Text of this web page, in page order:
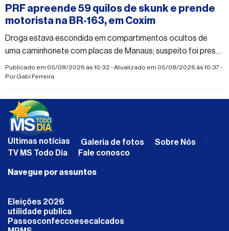
PRF apreende 59 quilos de skunk e prende
motorista na BR-163, em Coxim
Droga estava escondida em compartimentos ocultos de
uma caminhonete com placas de Manaus; suspeito foi preso
em flagrante por tráfico
Publicado em 05/08/2026 às 10:32 - Atualizado em 05/08/2026 às 10:37 -
PorGabi Ferreira
Últimas notícias Galeria de fotos
Sobre Nós
TV MS Todo Dia
Fale conosco
Navegue por assuntos
Eleições 2026
utilidade publica
Passosconfeccoesecalcados